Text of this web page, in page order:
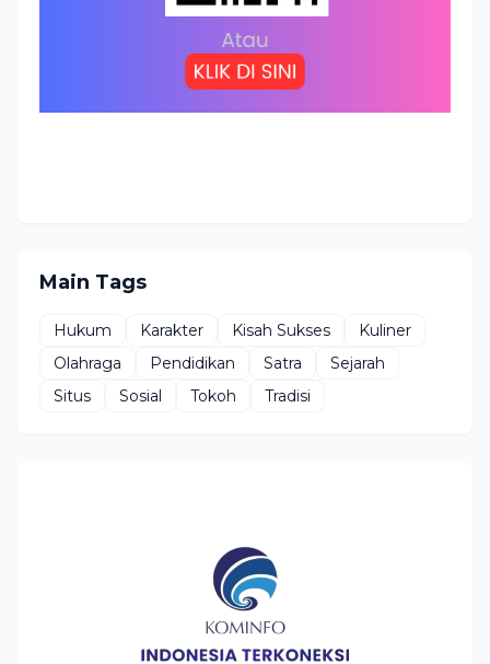
Main Tags
Hukum Karakter Kisah Sukses
Kuliner
Olahraga
Pendidikan Satra
Sejarah
Situs
Sosial Tokoh Tradisi